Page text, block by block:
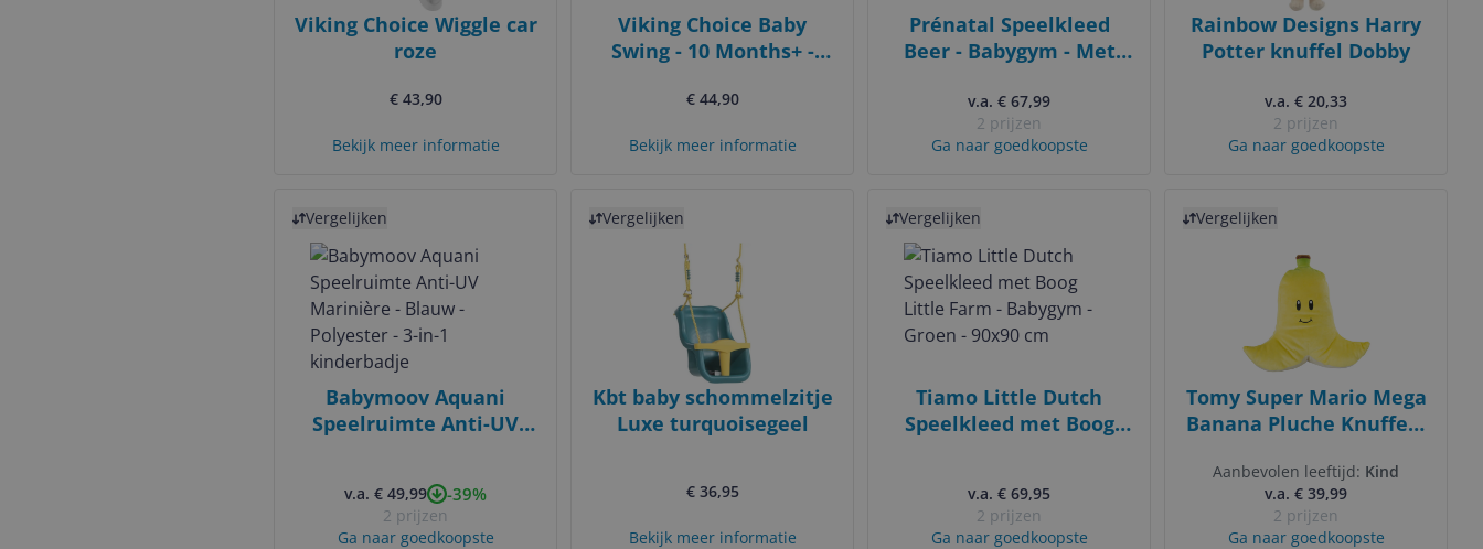
Viking Choice Wiggle car
roze
€ 43,90
Bekijk meer informatie
Viking Choice Baby
Swing - 10 Months+ -
Max - Indoor
€ 44,90
Bekijk meer informatie
Prénatal Speelkleed
Beer - Babygym - Met
Beige
v.a. € 67,99
2 prijzen
Ga naar goedkoopste
Rainbow Designs Harry
Potter knuffel Dobby
v.a. € 20,33
2 prijzen
Ga naar goedkoopste
Vergelijken
Babymoov Aquani
Speelruimte Anti-UV
kinderbadje
v.a. € 49,99 -39%
2 prijzen
Ga naar goedkoopste
Vergelijken
Kbt baby schommelzitje
Luxe turquoisegeel
€ 36,95
Bekijk meer informatie
Vergelijken
Tiamo Little Dutch
Speelkleed met Boog
v.a. € 69,95
2 prijzen
Ga naar goedkoopste
Vergelijken
Tomy Super Mario Mega
Banana Pluche Knuffel -
40cm
Aanbevolen leeftijd: Kind
v.a. € 39,99
2 prijzen
Ga naar goedkoopste